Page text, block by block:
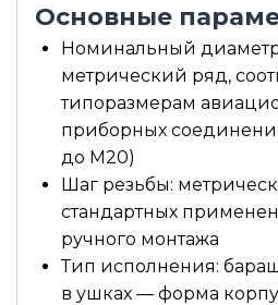
Основные
Номинальный
метрический ряд,
типоразмерам
приборных
до М20)
Шаг резьбы:
стандартных
ручного монтажа
Тип исполнения:
в ушках — форма